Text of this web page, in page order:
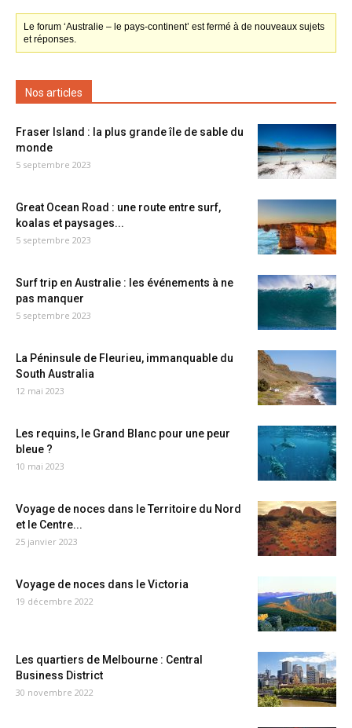
Le forum ‘Australie – le pays-continent’ est fermé à de nouveaux sujets
et réponses.
Nos articles
Fraser Island : la plus grande île de sable du
monde
5 septembre 2023
Great Ocean Road : une route entre surf,
koalas et paysages...
5 septembre 2023
Surf trip en Australie : les événements à ne
pas manquer
5 septembre 2023
La Péninsule de Fleurieu, immanquable du
South Australia
12 mai 2023
Les requins, le Grand Blanc pour une peur
bleue ?
10 mai 2023
Voyage de noces dans le Territoire du Nord
et le Centre...
25 janvier 2023
Voyage de noces dans le Victoria
19 décembre 2022
Les quartiers de Melbourne : Central
Business District
30 novembre 2022